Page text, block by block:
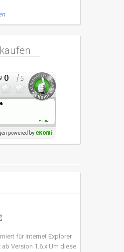
für Internet Explorer
ab Version 1.6.x Um diese